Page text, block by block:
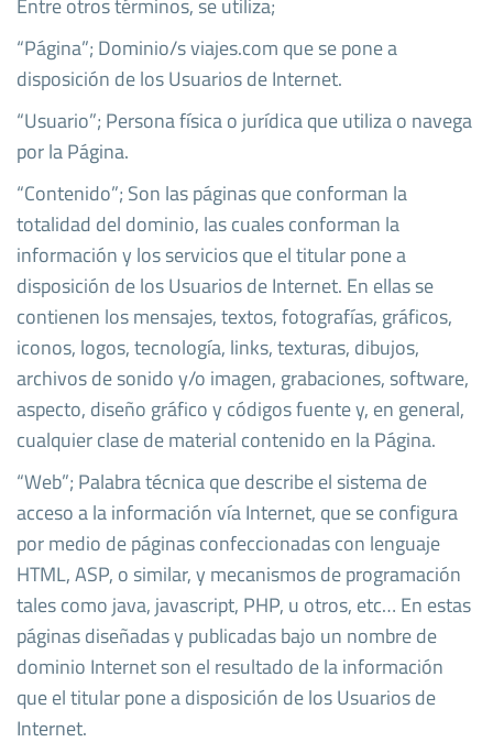
“Página”; Dominio/s viajes.com que se pone a
disposición de los Usuarios de Internet.
“Usuario”; Persona física o jurídica que utiliza o navega
por la Página.
“Contenido”; Son las páginas que conforman la
totalidad del dominio, las cuales conforman la
información y los servicios que el titular pone a
disposición de los Usuarios de Internet. En ellas se
contienen los mensajes, textos, fotografías, gráficos,
iconos, logos, tecnología, links, texturas, dibujos,
archivos de sonido y/o imagen, grabaciones, software,
aspecto, diseño gráfico y códigos fuente y, en general,
cualquier clase de material contenido en la Página.
“Web”; Palabra técnica que describe el sistema de
acceso a la información vía Internet, que se configura
por medio de páginas confeccionadas con lenguaje
HTML, ASP, o similar, y mecanismos de programación
tales como java, javascript, PHP, u otros, etc… En estas
páginas diseñadas y publicadas bajo un nombre de
dominio Internet son el resultado de la información
que el titular pone a disposición de los Usuarios de
Internet.